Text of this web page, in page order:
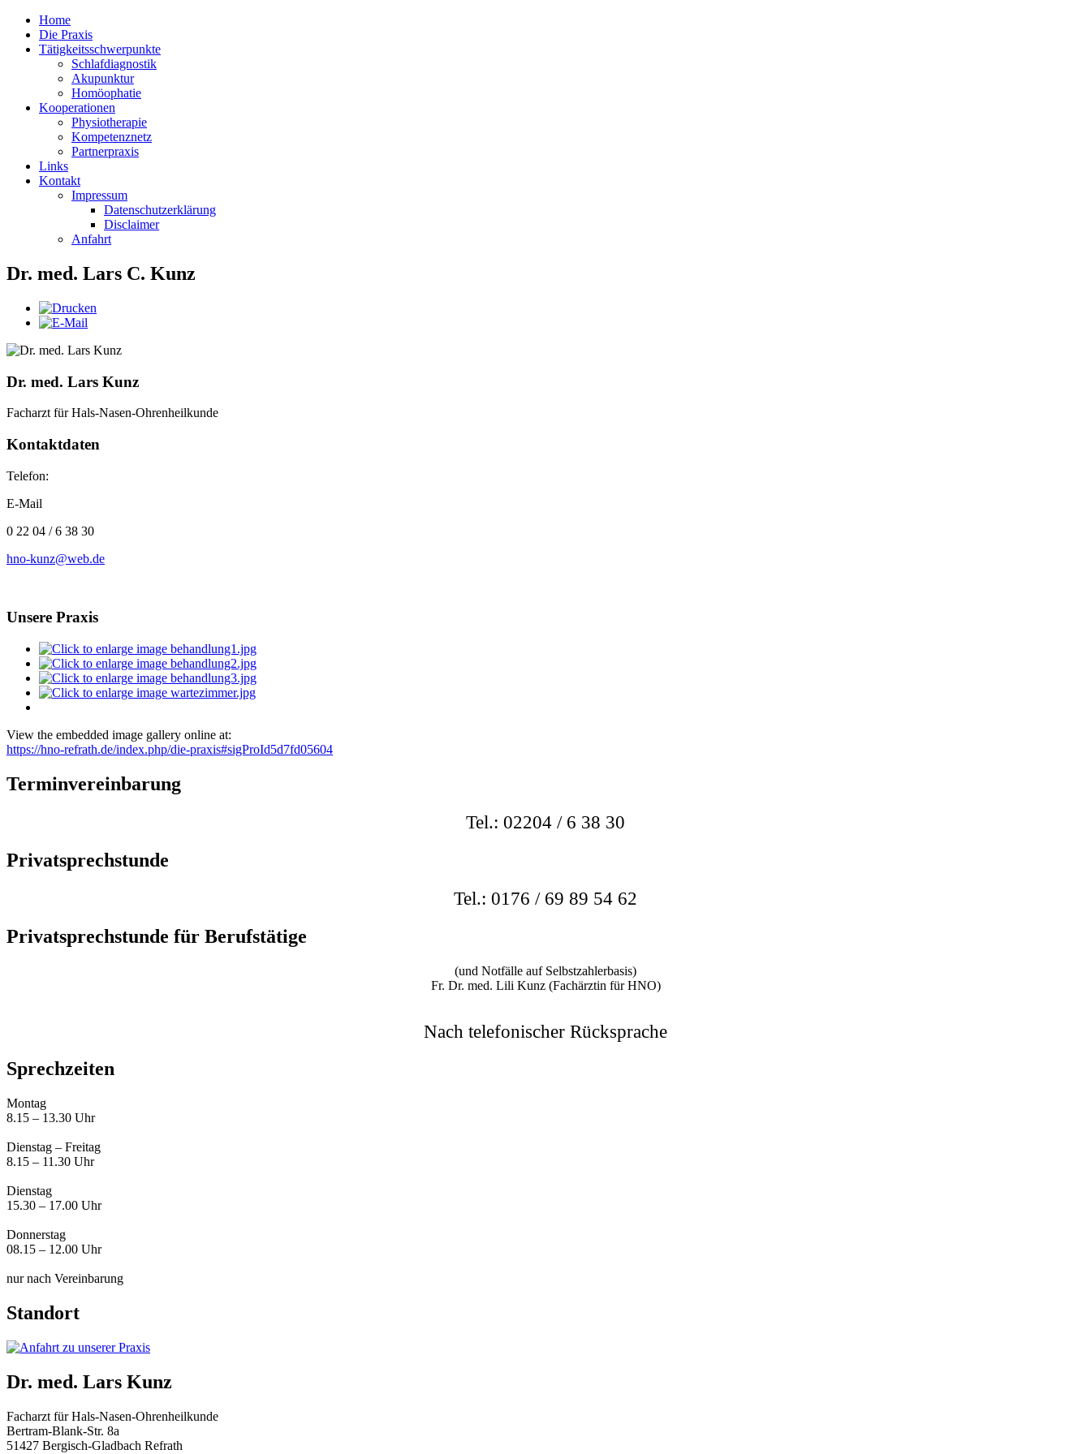
Home
Die Praxis
Tätigkeitsschwerpunkte
Schlafdiagnostik
Akupunktur
Homöophatie
Kooperationen
Physiotherapie
Kompetenznetz
Partnerpraxis
Links
Kontakt
Impressum
Datenschutzerklärung
Disclaimer
Anfahrt
Dr. med. Lars C. Kunz
Dr. med. Lars Kunz
Facharzt für Hals-Nasen-Ohrenheilkunde
Kontaktdaten
Telefon:
E-Mail
0 22 04 / 6 38 30
hno-kunz@web.de
Unsere Praxis
View the embedded image gallery online at:
https://hno-refrath.de/index.php/die-praxis#sigProId5d7fd05604
Terminvereinbarung
Tel.: 02204 / 6 38 30
Privatsprechstunde
Tel.: 0176 / 69 89 54 62
Privatsprechstunde für Berufstätige
(und Notfälle auf Selbstzahlerbasis)
Fr. Dr. med. Lili Kunz (Fachärztin für HNO)
Nach telefonischer Rücksprache
Sprechzeiten
Montag
8.15 – 13.30 Uhr
Dienstag – Freitag
8.15 – 11.30 Uhr
Dienstag
15.30 – 17.00 Uhr
Donnerstag
08.15 – 12.00 Uhr
nur nach Vereinbarung
Standort
Dr. med. Lars Kunz
Facharzt für Hals-Nasen-Ohrenheilkunde
Bertram-Blank-Str. 8a
51427 Bergisch-Gladbach Refrath